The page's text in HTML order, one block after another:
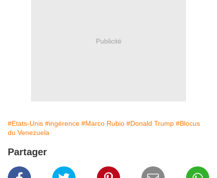
Publicité
#Etats-Unis #ingérence #Marco Rubio #Donald Trump #Blocus
du Venezuela
Partager